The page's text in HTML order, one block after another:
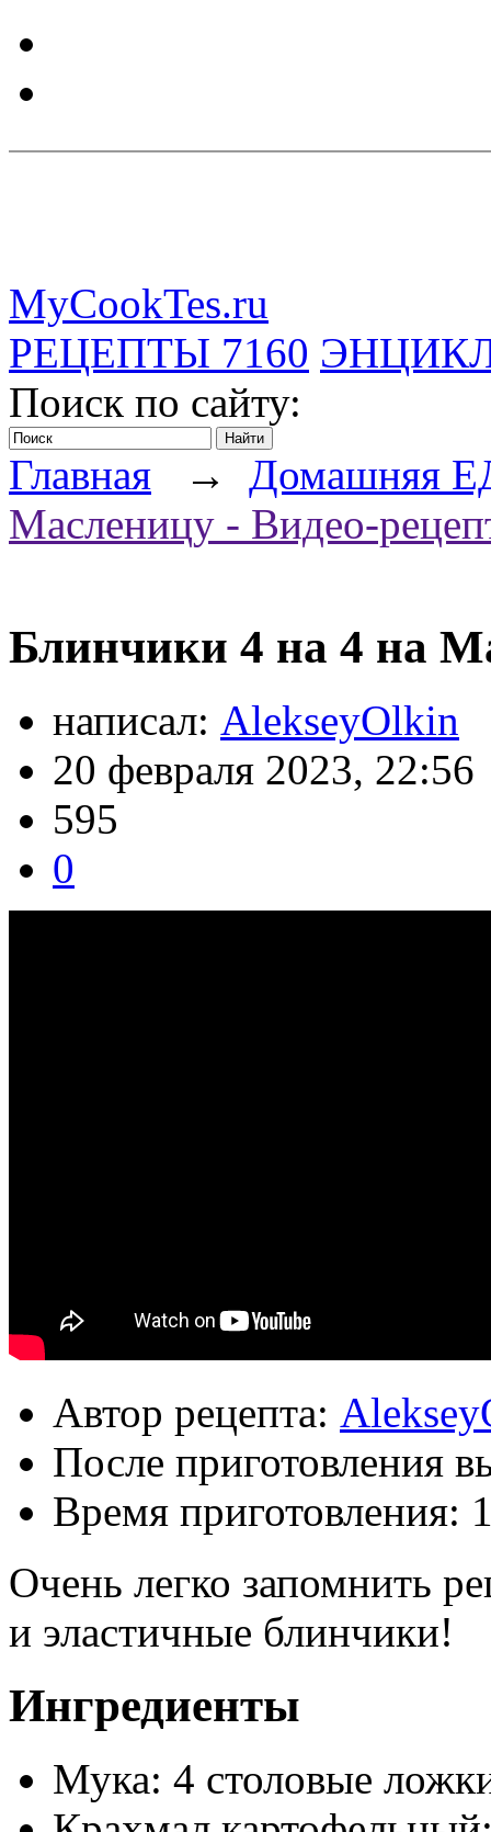
MyCookTes.ru
РЕЦЕПТЫ 7160
Поиск по сайту:
Главная → Домашняя
Масленицу - Видео-
Блинчики 4 на 4 на
написал: AlekseyOlkin
20 февраля 2023, 22:56
595
0
Автор рецепта:
После приготовления
Время приготовления:
Очень легко запомнить
и эластичные блинчики!
Ингредиенты
Мука: 4 столовые